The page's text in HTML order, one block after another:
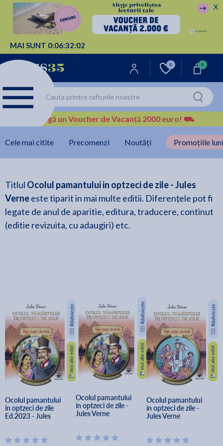
MAI SUNT 0:06:32:02
X
0 0
Câștigă un Voucher de Vacanță 2000 euro! ⛟
Cele mai citite Precomenzi Noutăți Promoțiile
Titlul Ocolul pamantului in optzeci de zile - Jules
Verneeste tiparit in mai multe editii. Diferențele pot fi
legate de anul de aparitie, editura, traducere, continut
(editie revizuita, cu adaugiri) etc.
Ocolul pamantului
in optzeci de zile
Ed.2023 - Jules
Ocolul pamantului
in optzeci de zile -
Jules Verne
Ocolul pamantului
in optzeci de zile -
Jules Verne